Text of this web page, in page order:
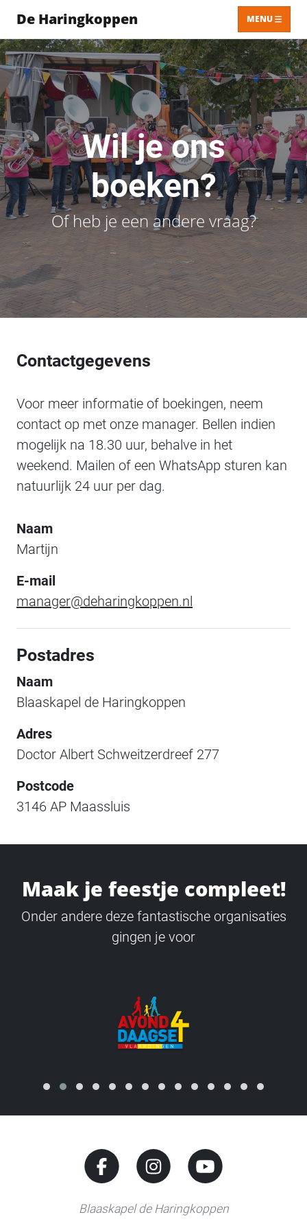
De Haringkoppen MENU
Wil je ons
boeken?
Of heb je een andere vraag?
Contactgegevens
Voor meer informatie of boekingen, neem
contact op met onze manager. Bellen indien
mogelijk na 18.30 uur, behalve in het
weekend. Mailen of een WhatsApp sturen kan
natuurlijk 24 uur per dag.
Naam
Martijn
E-mail
manager@deharingkoppen.nl
Postadres
Naam
Blaaskapel de Haringkoppen
Adres
Doctor Albert Schweitzerdreef 277
Postcode
3146 AP Maassluis
Maak je feestje compleet!
Onder andere deze fantastische organisaties
gingen je voor
Blaaskapel de Haringkoppen